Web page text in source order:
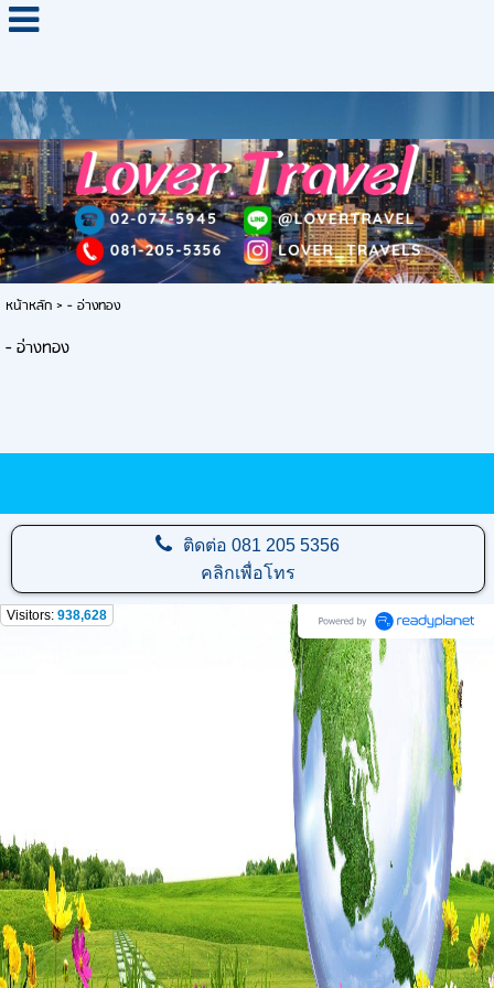
หน้าหลัก> - อ่างทอง
- อ่างทอง
ติดต่อ081 205 5356
คลิกเพื่อโทร
Visitors: 938,628